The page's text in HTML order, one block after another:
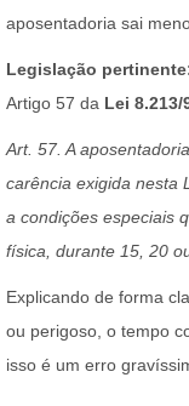
aposentadoria sai
Legislação
Artigo 57 da Lei 8.213/
Art. 57. A
carência exigida nesta
a condições especiais
física, durante 15, 20
Explicando de forma
ou perigoso, o tempo
isso é um erro